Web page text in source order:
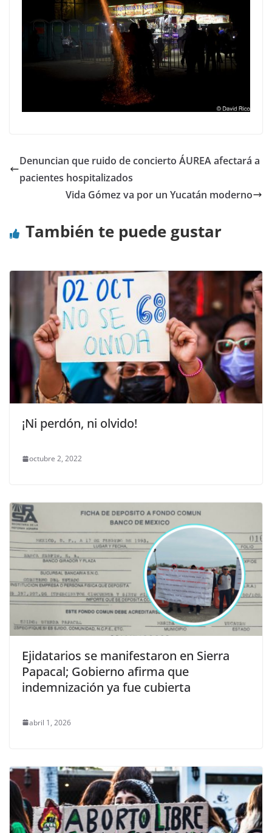
Denuncian que ruido de concierto ÁUREA afectará a
pacientes hospitalizados
Vida Gómez va por un Yucatán moderno
También te puede gustar
¡Ni perdón, ni olvido!
octubre 2, 2022
Ejidatarios se manifestaron en Sierra
Papacal; Gobierno afirma que
indemnización ya fue cubierta
abril 1, 2026